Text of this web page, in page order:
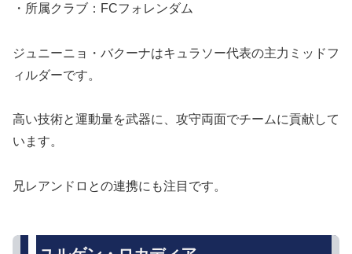
・所属クラブ：FCフォレンダム
ジュニーニョ・バクーナはキュラソー代表の主力ミッドフ
ィルダーです。
高い技術と運動量を武器に、攻守両面でチームに貢献して
います。
兄レアンドロとの連携にも注目です。